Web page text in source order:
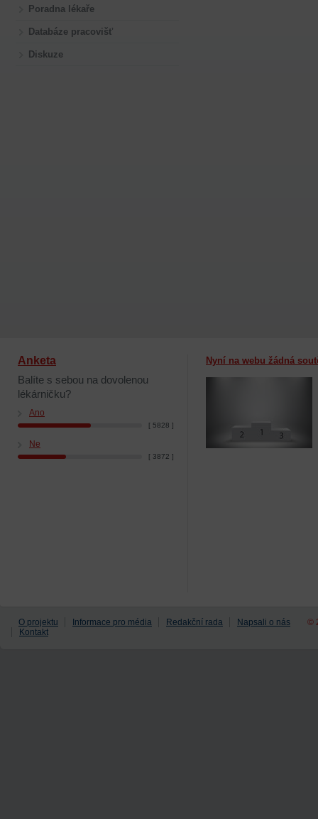
Poradna lékaře
Databáze pracovišť
Diskuze
Anketa
Balíte s sebou na dovolenou
lékárničku?
Ano
[ 5828 ]
Ne
[ 3872 ]
Nyní na webu žádná
©
O projektu Informace pro média Redakční rada
Napsali o nás
Kontakt